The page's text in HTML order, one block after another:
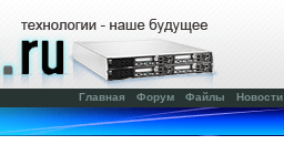
Главная Форум Файлы Новости